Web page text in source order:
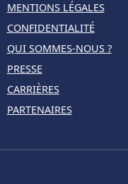
MENTIONS LÉGALES
CONFIDENTIALITÉ
QUI SOMMES-NOUS ?
PRESSE
CARRIÈRES
PARTENAIRES